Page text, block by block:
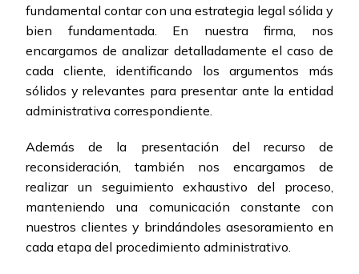
fundamental contar con una estrategia legal sólida y
bien fundamentada. En nuestra firma, nos
encargamos de analizar detalladamente el caso de
cada cliente, identificando los argumentos más
sólidos y relevantes para presentar ante la entidad
administrativa correspondiente.
Además de la presentación del recurso de
reconsideración, también nos encargamos de
realizar un seguimiento exhaustivo del proceso,
manteniendo una comunicación constante con
nuestros clientes y brindándoles asesoramiento en
cada etapa del procedimiento administrativo.